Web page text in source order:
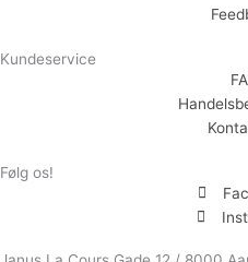
Kundeservice
Følg os!